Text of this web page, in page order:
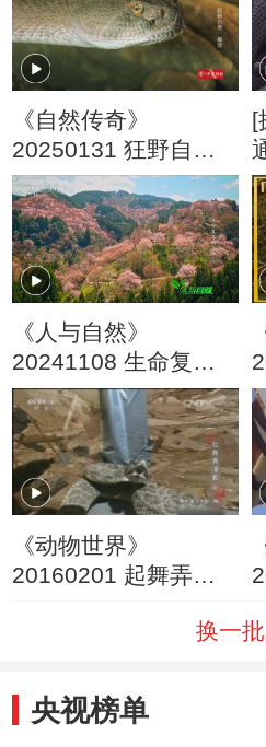
《自然传奇》
20250131 狂野自然
毒液
[
《人与自然》
20241108 生命复苏
的季节
《动物世界》
20160201 起舞弄清
换一批
央视榜单